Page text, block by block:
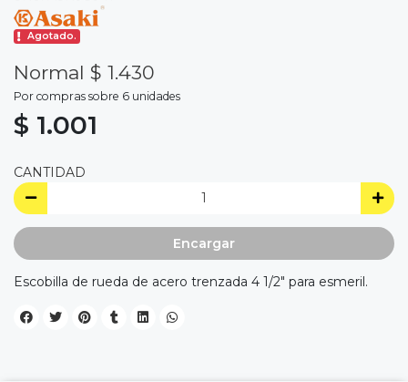
Agotado.
Normal $ 1.430
Por compras sobre 6 unidades
$ 1.001
CANTIDAD
Encargar
Escobilla de rueda de acero trenzada 4 1/2" para esmeril.